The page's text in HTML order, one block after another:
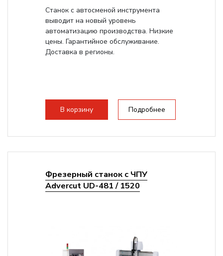
Станок с автосменой инструмента
выводит на новый уровень
автоматизацию производства. Низкие
цены. Гарантийное обслуживание.
Доставка в регионы.
В корзину Подробнее
Фрезерный станок с ЧПУ
Advercut UD-481 / 1520